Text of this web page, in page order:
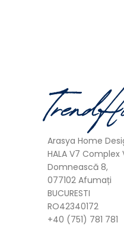
Arasya Home
HALA V7
Domnească 8,
077102 Afumați
BUCURESTI
RO42340172
+40 (751) 781 781